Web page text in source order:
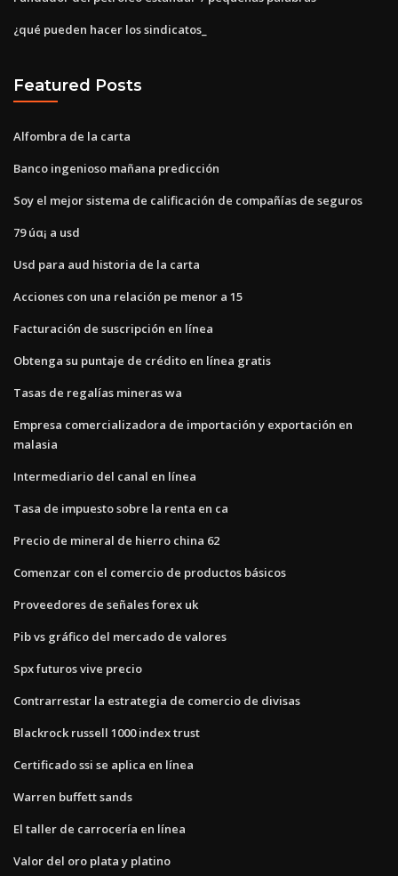
¿qué pueden hacer los sindicatos_
Featured Posts
Alfombra de la carta
Banco ingenioso mañana predicción
Soy el mejor sistema de calificación de compañías de seguros
79 úα¡ a usd
Usd para aud historia de la carta
Acciones con una relación pe menor a 15
Facturación de suscripción en línea
Obtenga su puntaje de crédito en línea gratis
Tasas de regalías mineras wa
Empresa comercializadora de importación y exportación en
malasia
Intermediario del canal en línea
Tasa de impuesto sobre la renta en ca
Precio de mineral de hierro china 62
Comenzar con el comercio de productos básicos
Proveedores de señales forex uk
Pib vs gráfico del mercado de valores
Spx futuros vive precio
Contrarrestar la estrategia de comercio de divisas
Blackrock russell 1000 index trust
Certificado ssi se aplica en línea
Warren buffett sands
El taller de carrocería en línea
Valor del oro plata y platino